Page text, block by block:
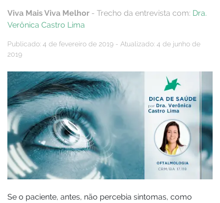
Viva Mais Viva Melhor - Trecho da entrevista com: Dra.
Verônica Castro Lima
Publicado: 4 de fevereiro de 2019 - Atualizado: 4 de junho de
2019
Se o paciente, antes, não percebia sintomas, como